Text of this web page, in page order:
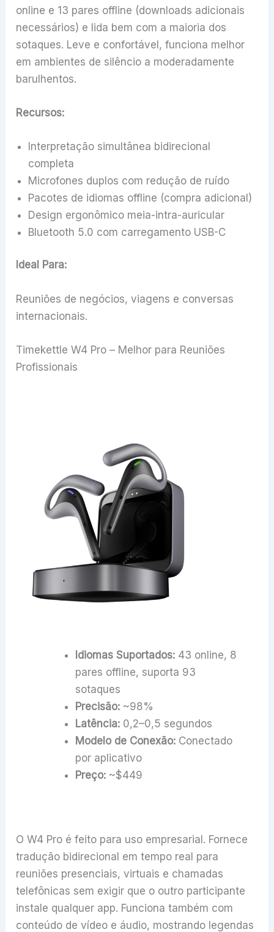
online e 13 pares offline (downloads adicionais
necessários) e lida bem com a maioria dos
sotaques. Leve e confortável, funciona melhor
em ambientes de silêncio a moderadamente
barulhentos.
Recursos:
Interpretação simultânea bidirecional
completa
Microfones duplos com redução de ruído
Pacotes de idiomas offline (compra adicional)
Design ergonômico meia-intra-auricular
Bluetooth 5.0 com carregamento USB-C
Ideal Para:
Reuniões de negócios, viagens e conversas
internacionais.
Timekettle W4 Pro – Melhor para Reuniões
Profissionais
Idiomas Suportados:43 online, 8
pares offline, suporta 93
sotaques
Precisão:~98%
Latência:0,2–0,5 segundos
Modelo de Conexão:Conectado
por aplicativo
Preço:~$449
O W4 Pro é feito para uso empresarial. Fornece
tradução bidirecional em tempo real para
reuniões presenciais, virtuais e chamadas
telefônicas sem exigir que o outro participante
instale qualquer app. Funciona também com
conteúdo de vídeo e áudio, mostrando legendas